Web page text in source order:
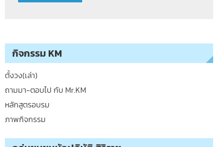
กิจกรรม KM
ตั้งวง(เล่า)
ถามมา-ตอบไป กับ Mr.KM
หลักสูตรอบรม
ภาพกิจกรรม